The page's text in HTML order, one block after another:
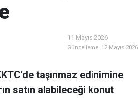
11 Mayıs 2026
Güncelleme: 12 Mayıs 2026
taşınmaz edinimine
satın alabileceği konut